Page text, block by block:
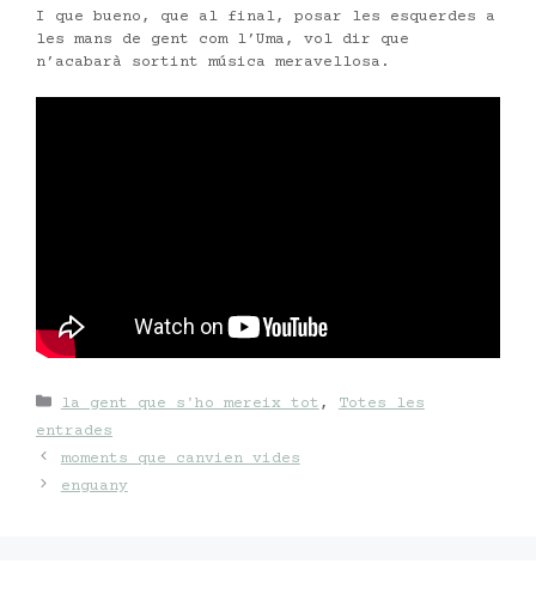
I que bueno, que al final, posar les esquerdes a
les mans de gent com l’Uma, vol dir que
n’acabarà sortint música meravellosa.
Categories
la gent que s'ho mereix tot , Totes les
entrades
moments que canvien vides
enguany